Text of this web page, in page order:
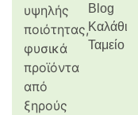
υψηλής
ποιότητας,
φυσικά
προϊόντα
από
ξηρούς
Blog
Καλάθι
Ταμείο